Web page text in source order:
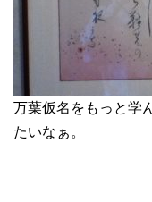
万葉仮名をもっと学
たいなぁ。